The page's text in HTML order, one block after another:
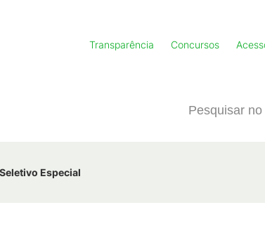
Transparência Concursos
Especial